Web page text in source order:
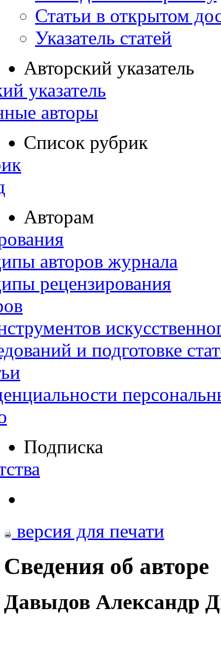
Статьи в открытом
Указатель статей
Авторский указатель
указатель
авторы
Список рубрик
Авторам
авторов журнала
рецензирования
и подготовке
Подписка
версия для печати
Сведения об авторе
Давыдов Александр